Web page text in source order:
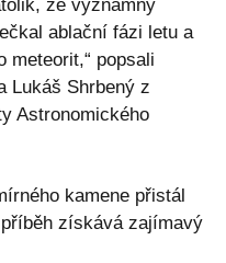
že významný
ablační fázi letu a
meteorit,“ popsali
Lukáš Shrbený z
Astronomického
kamene přistál
získává zajímavý